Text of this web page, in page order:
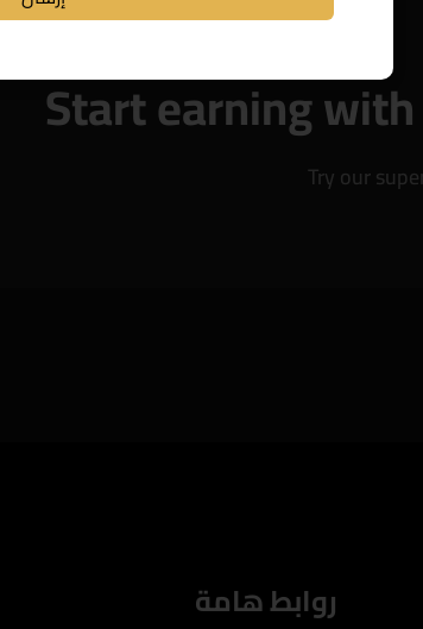
Start earning
Try our
روابط هامة